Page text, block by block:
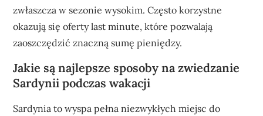
zwłaszcza w sezonie wysokim. Często korzystne
okazują się oferty last minute, które pozwalają
zaoszczędzić znaczną sumę pieniędzy.
Jakie są najlepsze sposoby na zwiedzanie
Sardynii podczas wakacji
Sardynia to wyspa pełna niezwykłych miejsc do